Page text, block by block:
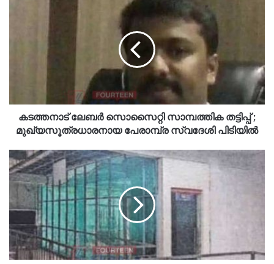
കടത്തനാട് ലേബർ സൊസൈറ്റി സാമ്പത്തിക തട്ടിപ്പ് ;
മുഖ്യസൂത്രധാരനായ പേരാമ്പ്ര സ്വദേശി പിടിയിൽ